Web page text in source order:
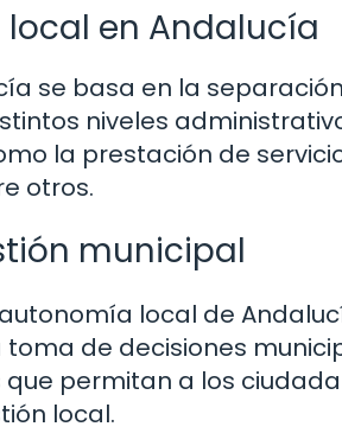
en Andalucía
se basa en la
niveles
la prestación de
otros.
municipal
local de
de decisiones
permitan a los
local.